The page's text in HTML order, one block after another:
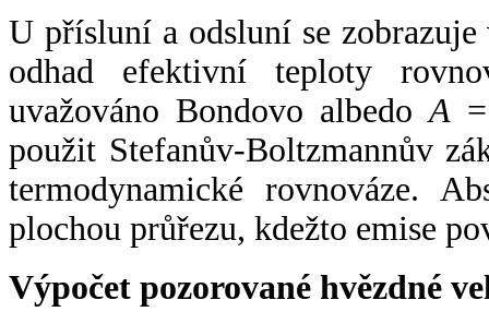
U přísluní a odsluní se
odhad efektivní teploty
uvažováno Bondovo albedoA
použit Stefanův-Boltzmannův
termodynamické rovnováze.
plochou průřezu, kdežto emise
Výpočet pozorované hvězdné